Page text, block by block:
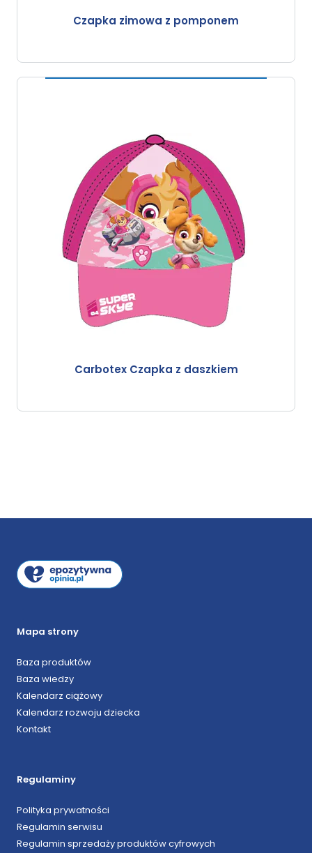
Czapka zimowa z pomponem
Carbotex Czapka z daszkiem
Mapa strony
Baza produktów
Baza wiedzy
Kalendarz ciążowy
Kalendarz rozwoju dziecka
Kontakt
Regulaminy
Polityka prywatności
Regulamin serwisu
Regulamin sprzedaży produktów cyfrowych